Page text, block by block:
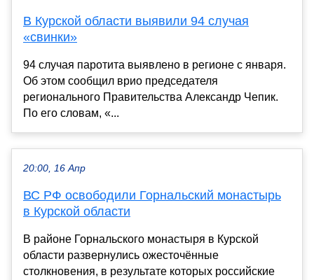
В Курской области выявили 94 случая
«свинки»
94 случая паротита выявлено в регионе с января.
Об этом сообщил врио председателя
регионального Правительства Александр Чепик.
По его словам, «...
20:00, 16 Апр
ВС РФ освободили Горнальский монастырь
в Курской области
В районе Горнальского монастыря в Курской
области развернулись ожесточённые
столкновения, в результате которых российские